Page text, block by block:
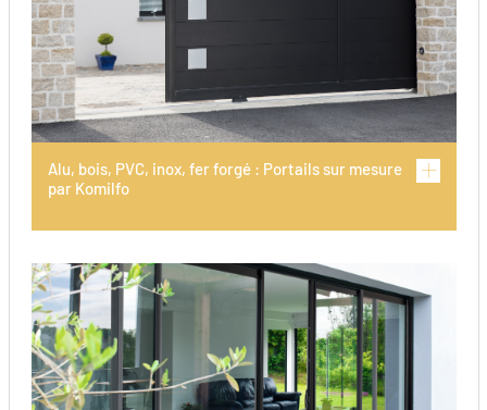
Alu, bois, PVC, inox, fer forgé : Portails sur mesure
par Komilfo